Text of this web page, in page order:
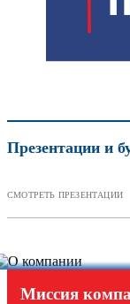
Презентации и
СМОТРЕТЬ ПРЕЗЕНТАЦИИ
Миссия